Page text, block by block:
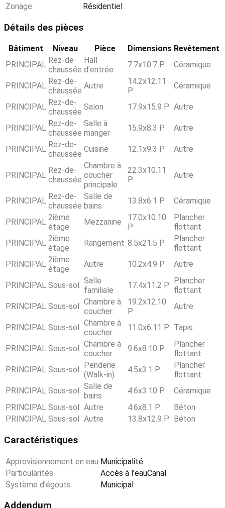
Zonage
Résidentiel
Détails des pièces
Bâtiment Niveau Pièce Dimensions Revêtement
PRINCIPAL Rez-de-
chaussée
Hall
d'entrée
7.7x10.7 P Céramique
PRINCIPAL Rez-de-
chaussée
Autre
14.2x12.11
P
Céramique
PRINCIPAL Rez-de-
chaussée
Salon 17.9x15.9 P Autre
PRINCIPAL Rez-de-
chaussée
Salle à
manger
15.9x8.3 P Autre
PRINCIPAL Rez-de-
chaussée
Cuisine 12.1x9.3 P Autre
PRINCIPAL
Rez-de-
chaussée
Chambre à
coucher
principale
22.3x10.11
P
Autre
PRINCIPAL Rez-de-
chaussée
Salle de
bains
13.8x6.1 P Céramique
PRINCIPAL 2ième
étage
Mezzanine
17.0x10.10
P
Plancher
flottant
PRINCIPAL 2ième
étage
Rangement 8.5x21.5 P
Plancher
flottant
PRINCIPAL 2ième
étage
Autre 10.2x4.9 P Autre
PRINCIPAL Sous-sol
Salle
familiale
17.4x11.2 P
Plancher
flottant
PRINCIPAL Sous-sol
Chambre à
coucher
19.2x12.10
P
Autre
PRINCIPAL Sous-sol
Chambre à
coucher
11.0x6.11 P Tapis
PRINCIPAL Sous-sol
Chambre à
coucher
9.6x8.10 P
Plancher
flottant
PRINCIPAL Sous-sol
Penderie
(Walk-in)
4.5x3.1 P
Plancher
flottant
PRINCIPAL Sous-sol
Salle de
bains
4.6x3.10 P
Céramique
PRINCIPAL Sous-sol Autre 4.6x8.1 P
Béton
PRINCIPAL Sous-sol Autre 13.8x12.9 P Béton
Caractéristiques
Approvisionnement en eau Municipalité
Particularités
Accès à l'eauCanal
Système d'égouts
Municipal
Addendum